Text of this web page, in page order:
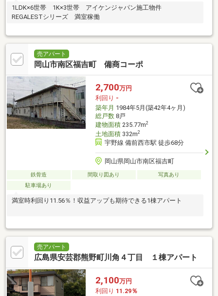
1LDK×6世帯 1K×3世帯 アイケンジャパン施工物件
REGALESTシリーズ 満室稼働
売アパート
岡山市南区福吉町 備商コーポ
2,700万円
利回り -
築年月 1984年5月(築42年4ヶ月)
総戸数8戸
建物面積235.77m2
土地面積332m2
宇野線 備前西市駅 徒歩68分
岡山県岡山市南区福吉町
鉄骨造 間取り図あり
写真あり
駐車場あり
満室時利回り11.56％！収益アップも期待できる1棟アパート
売アパート
広島県安芸郡熊野町川角４丁目 １棟アパート
2,100万円
利回り 11.29％